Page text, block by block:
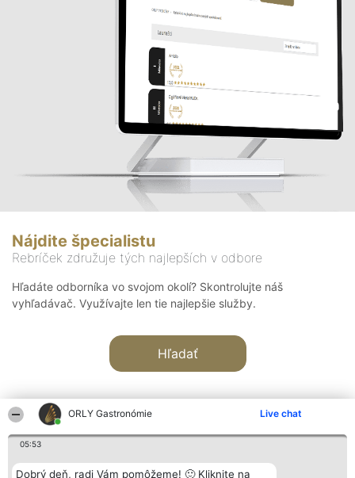
ORLY Gastronómie Live chat
05:53
Dobrý deň, radi Vám pomôžeme! 🙂 Kliknite na
Nájdite špecialistu
Rebríček združuje tých najlepších v odbore
Hľadáte odborníka vo svojom okolí? Skontrolujte náš
vyhľadávač. Využívajte len tie najlepšie služby.
Hľadať
Organizátor hodnotenia Hodnotenie Kontakt